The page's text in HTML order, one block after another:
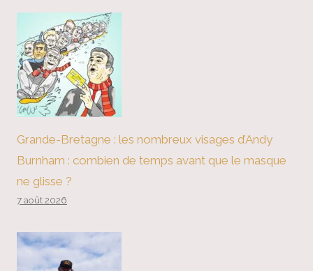
Grande-Bretagne : les nombreux visages d’Andy
Burnham : combien de temps avant que le masque
ne glisse ?
7 août 2026